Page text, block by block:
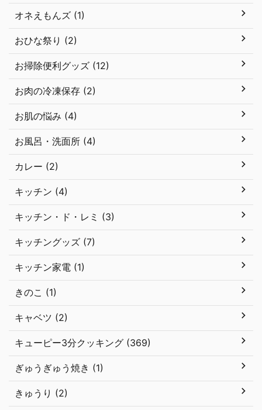
オネえもんズ (1)
おひな祭り (2)
お掃除便利グッズ (12)
お肉の冷凍保存 (2)
お肌の悩み (4)
お風呂・洗面所 (4)
カレー (2)
キッチン (4)
キッチン・ド・レミ (3)
キッチングッズ (7)
キッチン家電 (1)
きのこ (1)
キャベツ (2)
キューピー3分クッキング (369)
ぎゅうぎゅう焼き (1)
きゅうり (2)